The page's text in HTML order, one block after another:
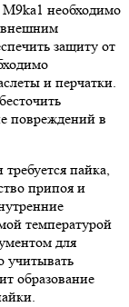
необходимо
внешним
защиту от
и перчатки.
повреждений в
пайка,
припоя и
температурой
для
учитывать
образование